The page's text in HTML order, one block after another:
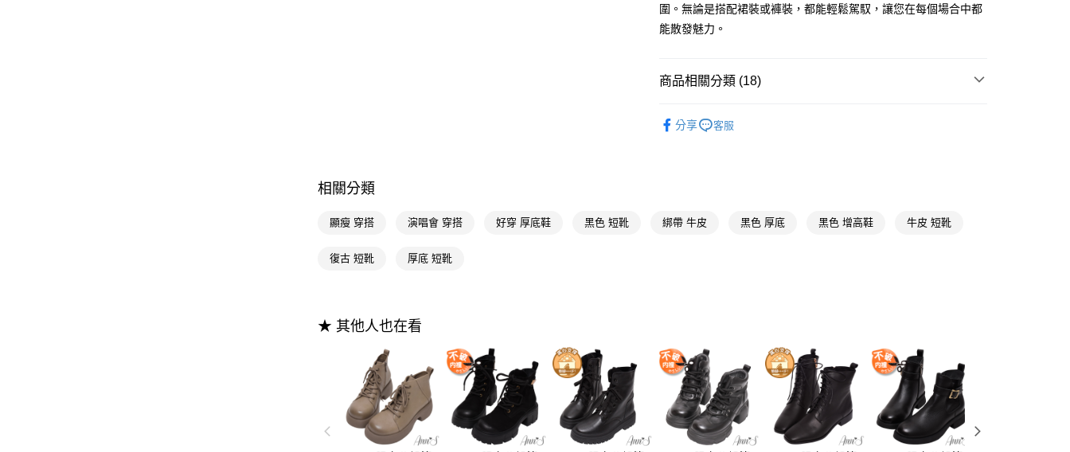
玉山商業銀行
星展（台灣）商業銀行
台新國際商業銀行
聯邦商業銀行
遠東國際商業銀行
元大商業銀行
台灣樂天信用卡公司
街口支付
Google Pay
全支付
流程，驗證手機門號後，選擇欲分期的期數、繳款截止日，確認付款後即
2.透過簡訊連結打開帳單後，可選擇「超商條碼／台灣大直營門市／銀行轉
帳／街口支付／iPASS MONEY」等通路繳費。
【注意事項】
1.本服務係由「台灣大哥大股份有限公司」（以下簡稱本公司）所提供，讓
用戶於交易時，得透過本服務購買商品或服務，並由商店將買賣／分期付
款買賣價金債權讓與本公司後，依約使用本公司帳單繳交帳款。
【關於「AFTEE先享後付」】
付」結帳頁面，進行簡訊認證並確認金額後，即可完成結帳。
２．訂單成立數日內，您將收到繳費通知簡訊。
３．收到繳費通知簡訊後14天內，點擊此簡訊中的連結，可透過四大超商
／ATM／網路銀行／等多元方式進行付款，方視為交易完成。
※ 請注意：結帳手續完成當下不需立刻繳費，但若您需要取消訂單，請聯
絡購買商品的店家。未經商家同意取消之訂單仍視為有效，需透過AFTEE
先享後付繳納相關費用。
付款後全家取貨
每筆NT$100，滿NT$999(含以上)免運費
萊爾富付款取貨
每筆NT$100，滿NT$999(含以上)免運費
圍。無論是搭配裙裝或褲裝，都能輕鬆駕馭，讓您在每個場合中都
能散發魅力。
商品相關分類 (18)
選顏色
選款式 ★全新柔軟體驗高訂真皮靴
選款式 真皮靴
選腳型 埃及腳
選材質 真皮
分享 客服
相關分類
顯瘦 穿搭 演唱會 穿搭 好穿 厚底鞋 黑色 短靴 綁帶 牛皮 黑色 厚底 黑色 增高鞋 牛皮 短靴
復古 短靴 厚底 短靴
★ 其他人也在看